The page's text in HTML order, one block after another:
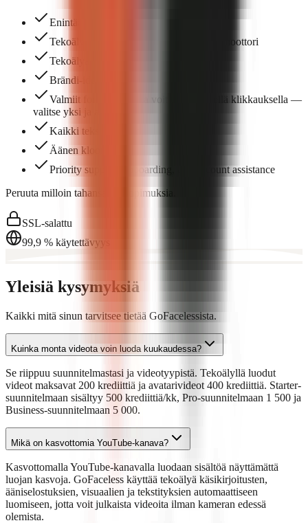
Enintään 5 tiimin paikkaa
Tekoälyllä luodut visuaalit — premium-moottori
Tekoälyavatarit
Brändi-identiteetti
Valmiit formaatit, jotka voit tehdä yhdellä klikkauksella —
valitse yksi ja aloita.
Kaikki tekstitystyylit
Äänen kloonaus
Priority support, onboarding, and account assistance
Peruuta milloin tahansa. Ei sopimuksia.
SSL-salattu
99,9 % käytettävyys
Yleisiä kysymyksiä
Kaikki mitä sinun tarvitsee tietää GoFacelessista.
Kuinka monta videota voin luoda kuukaudessa?
Se riippuu suunnitelmastasi ja videotyypistä. Tekoälyllä luodut
videot maksavat 200 krediittiä ja avatarivideot 400 krediittiä. Starter-
suunnitelmaan sisältyy 500 krediittiä/kk, Pro-suunnitelmaan 1 500 ja
Business-suunnitelmaan 5 000.
Mikä on kasvottomia YouTube-kanava?
Kasvottomalla YouTube-kanavalla luodaan sisältöä näyttämättä
luojan kasvoja. GoFaceless käyttää tekoälyä käsikirjoitusten,
ääniselostuksien, visuaalien ja tekstityksien automaattiseen
luomiseen, jotta voit julkaista videoita ilman kameran edessä
olemista.